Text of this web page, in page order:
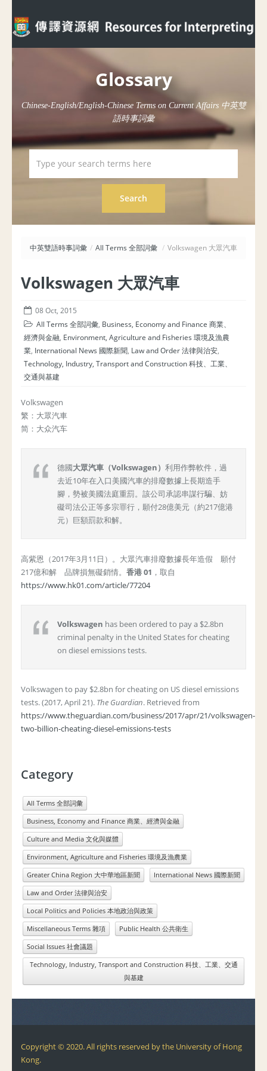
Glossary
Chinese-English/English-Chinese Terms on Current Affairs 中英雙
語時事詞彙
中英雙語時事詞彙 / All Terms 全部詞彙 / Volkswagen 大眾汽車
Volkswagen 大眾汽車
08 Oct, 2015
All Terms 全部詞彙, Business, Economy and Finance 商業、
經濟與金融, Environment, Agriculture and Fisheries 環境及漁農
業, International News 國際新聞, Law and Order 法律與治安,
Technology, Industry, Transport and Construction 科技、工業、
交通與基建
Volkswagen
繁：大眾汽車
简：大众汽车
德國大眾汽車（Volkswagen） 利用作弊軟件，過
去近10年在入口美國汽車的排廢數據上長期造手
腳，勢被美國法庭重罰。該公司承認串謀行騙、妨
礙司法公正等多宗罪行，願付28億美元（約217億港
元）巨額罰款和解。
高紫恩（2017年3月11日）。大眾汽車排廢數據長年造假 願付
217億和解 品牌損無礙銷情。 香港 01 ，取自
https://www.hk01.com/article/77204
Volkswagen has been ordered to pay a $2.8bn
criminal penalty in the United States for cheating
on diesel emissions tests.
Volkswagen to pay $2.8bn for cheating on US diesel emissions
tests. (2017, April 21). The Guardian. Retrieved from
https://www.theguardian.com/business/2017/apr/21/volkswagen-
two-billion-cheating-diesel-emissions-tests
Category
All Terms 全部詞彙
Business, Economy and Finance 商業、經濟與金融
Culture and Media 文化與媒體
Environment, Agriculture and Fisheries 環境及漁農業
Greater China Region 大中華地區新聞
International News 國際新聞
Law and Order 法律與治安
Local Politics and Policies 本地政治與政策
Miscellaneous Terms 雜項
Public Health 公共衛生
Social Issues 社會議題
Technology, Industry, Transport and Construction 科技、工業、交通
與基建
Copyright © 2020. All rights reserved by the University of Hong
Kong.